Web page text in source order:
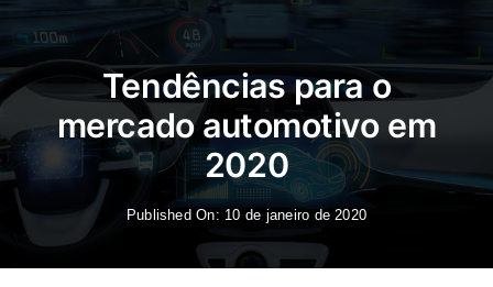
Tendências para o
mercado automotivo em
2020
Published On: 10 de janeiro de 2020